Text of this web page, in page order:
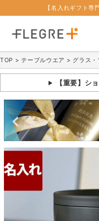
【名入れギフト専
TOP テーブルウエア グラス
【重要】シ